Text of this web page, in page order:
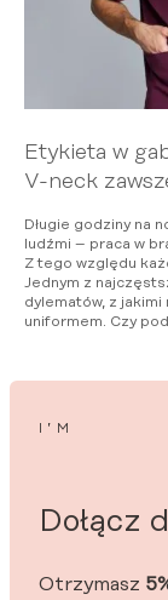
Etykieta w
V-neck
Długie godziny na
ludźmi – praca w
Z tego względu
Jednym z
dylematów, z
uniformem. Czy
I’M
Dołącz
Otrzymasz